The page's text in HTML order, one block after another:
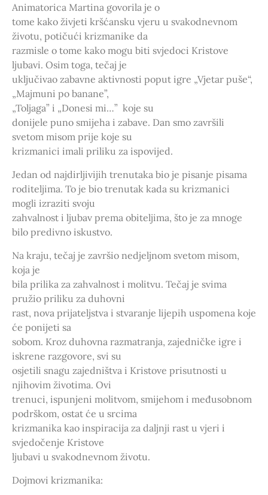
Animatorica Martina govorila je o
tome kako živjeti kršćansku vjeru u svakodnevnom
životu, potičući krizmanike da
razmisle o tome kako mogu biti svjedoci Kristove
ljubavi. Osim toga, tečaj je
uključivao zabavne aktivnosti poput igre „Vjetar puše“,
„Majmuni po banane”,
„Toljaga” i „Donesi mi…” koje su
donijele puno smijeha i zabave. Dan smo završili
svetom misom prije koje su
krizmanici imali priliku za ispovijed.
Jedan od najdirljivijih trenutaka bio je pisanje pisama
roditeljima. To je bio trenutak kada su krizmanici
mogli izraziti svoju
zahvalnost i ljubav prema obiteljima, što je za mnoge
bilo predivno iskustvo.
Na kraju, tečaj je završio nedjeljnom svetom misom,
koja je
bila prilika za zahvalnost i molitvu. Tečaj je svima
pružio priliku za duhovni
rast, nova prijateljstva i stvaranje lijepih uspomena koje
će ponijeti sa
sobom. Kroz duhovna razmatranja, zajedničke igre i
iskrene razgovore, svi su
osjetili snagu zajedništva i Kristove prisutnosti u
njihovim životima. Ovi
trenuci, ispunjeni molitvom, smijehom i međusobnom
podrškom, ostat će u srcima
krizmanika kao inspiracija za daljnji rast u vjeri i
svjedočenje Kristove
ljubavi u svakodnevnom životu.
Dojmovi krizmanika: